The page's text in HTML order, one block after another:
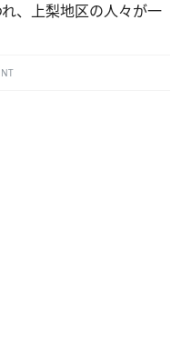
、上梨地区の人々が一